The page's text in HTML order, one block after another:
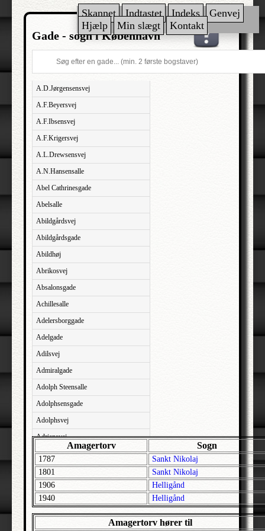
Skannet Indtastet Indeks
Genvej
Hjælp
Min slægt Kontakt
Gade - sogn i København
A.D.Jørgensensvej
A.F.Beyersvej
A.F.Ibsensvej
A.F.Krigersvej
A.L.Drewsensvej
A.N.Hansensalle
Abel Cathrinesgade
Abelsalle
Abildgårdsvej
Abildgårdsgade
Abildhøj
Abrikosvej
Absalonsgade
Achillesalle
Adelersborggade
Adelgade
Adilsvej
Admiralgade
Adolph Steensalle
Adolphsensgade
Adolphsvej
Adriansvej
Aftenbakken
Agavevej
Agerlandsvej
Agermosen
Amagertorv Sogn
1787
Sankt Nikolaj
1801
Sankt Nikolaj
1906
Helligånd
1940
Helligånd
Amagertorv hører til